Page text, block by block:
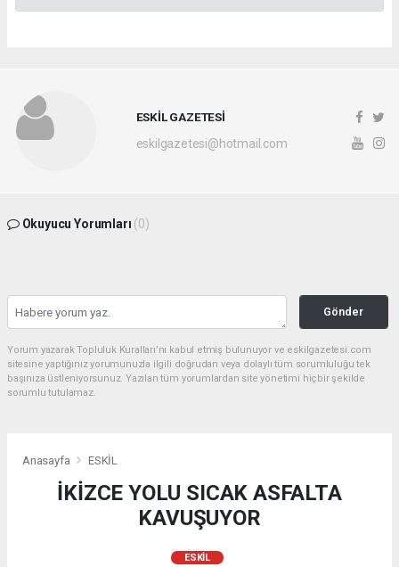
ESKİL GAZETESİ
eskilgazetesi@hotmail.com
Okuyucu Yorumları (0)
Gönder
Yorum yazarak Topluluk Kuralları’nı kabul etmiş bulunuyor ve eskilgazetesi.com
sitesine yaptığınız yorumunuzla ilgili doğrudan veya dolaylı tüm sorumluluğu tek
başınıza üstleniyorsunuz. Yazılan tüm yorumlardan site yönetimi hiçbir şekilde
sorumlu tutulamaz.
Anasayfa ESKİL
İKİZCE YOLU SICAK ASFALTA
KAVUŞUYOR
ESKİL